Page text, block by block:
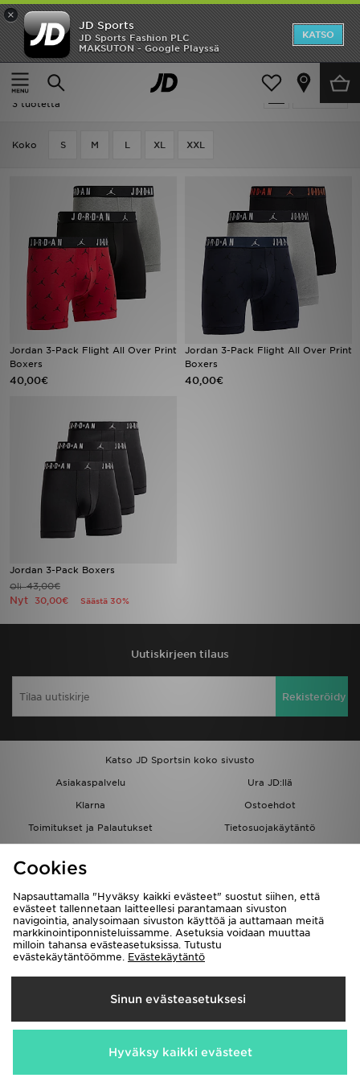
×
JD Sports
JD Sports Fashion PLC
MAKSUTON - Google Playssä
KATSO
Etusivu
Miehet Miesten asusteet Alusvaatteet
Suodata
Miehet - Jordan Alusvaatteet
3 tuotetta
Koko S M L XL XXL
Jordan 3-Pack Flight All Over Print
Boxers
40,00€
Jordan 3-Pack Flight All Over Print
Boxers
40,00€
Jordan 3-Pack Boxers
Oli43,00€
Nyt 30,00€ Säästä 30%
Uutiskirjeen tilaus
Rekisteröidy
Katso JD Sportsin koko sivusto
Asiakaspalvelu
Ura JD:llä
Klarna
Ostoehdot
Toimitukset ja Palautukset
Tietosuojakäytäntö
Löydä myymälä
Kumppanuusohjelma
JD Blog
Toimitetaan
Suomi
Me hyväksymme seuraavat maksutavat
Etusivu
Ale
Uutuudet
Suosikit
Tuotemerkit
Inspiroidu
Jalkapallo
Lataa JD-sovellus
Minun JD
Minun viestini
Cookies
Napsauttamalla "Hyväksy kaikki evästeet" suostut siihen, että
evästeet tallennetaan laitteellesi parantamaan sivuston
navigointia, analysoimaan sivuston käyttöä ja auttamaan meitä
markkinointiponnisteluissamme. Asetuksia voidaan muuttaa
milloin tahansa evästeasetuksissa. Tutustu
evästekäytäntöömme. Evästekäytäntö
Sinun evästeasetuksesi
Hyväksy kaikki evästeet